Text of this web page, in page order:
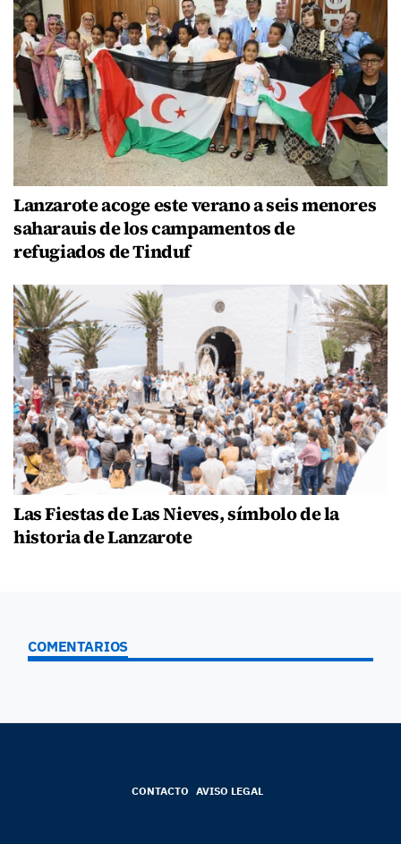
Lanzarote acoge este verano a seis menores
saharauis de los campamentos de
refugiados de Tinduf
Las Fiestas de Las Nieves, símbolo de la
historia de Lanzarote
COMENTARIOS
CONTACTO AVISO LEGAL